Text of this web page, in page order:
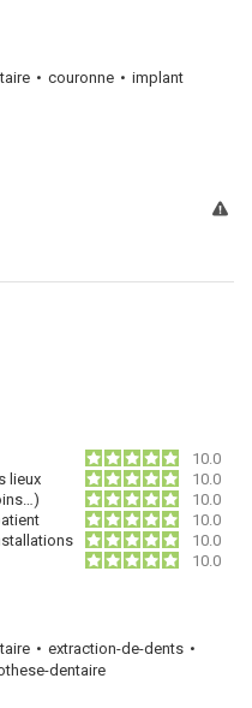
couronne
implant
10.0
lieux
10.0
10.0
10.0
10.0
10.0
extraction-de-dents
dentaire